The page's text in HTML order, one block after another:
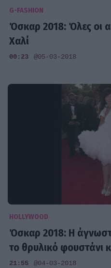
G-FASHION
Όσκαρ 2018: Όλες οι
Χαλί
00:23 @05-03-2018
HOLLYWOOD
Όσκαρ 2018: Η
το θρυλικό φουστάνι
21:55 @04-03-2018